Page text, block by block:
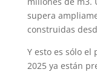
supera
construidas
Y esto es sólo
2025 ya están